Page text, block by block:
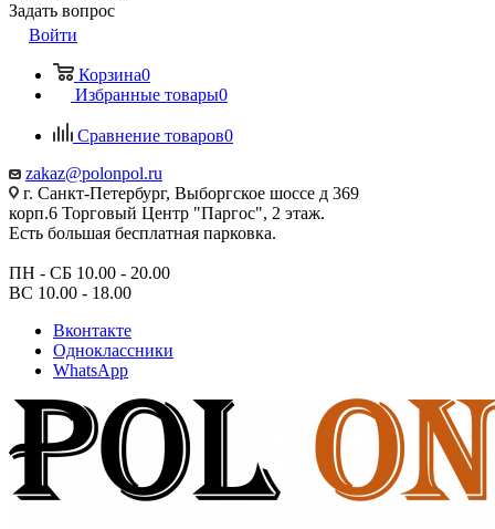
Задать вопрос
Войти
Корзина0
Избранные товары0
Сравнение товаров0
zakaz@polonpol.ru
г. Санкт-Петербург, Выборгское шоссе д 369
корп.6 Торговый Центр "Паргос", 2 этаж.
Есть большая бесплатная парковка.
ПН - СБ 10.00 - 20.00
ВС 10.00 - 18.00
Вконтакте
Одноклассники
WhatsApp